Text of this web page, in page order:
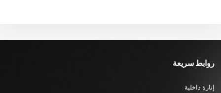
روابط سريعة
إنارة داخلية